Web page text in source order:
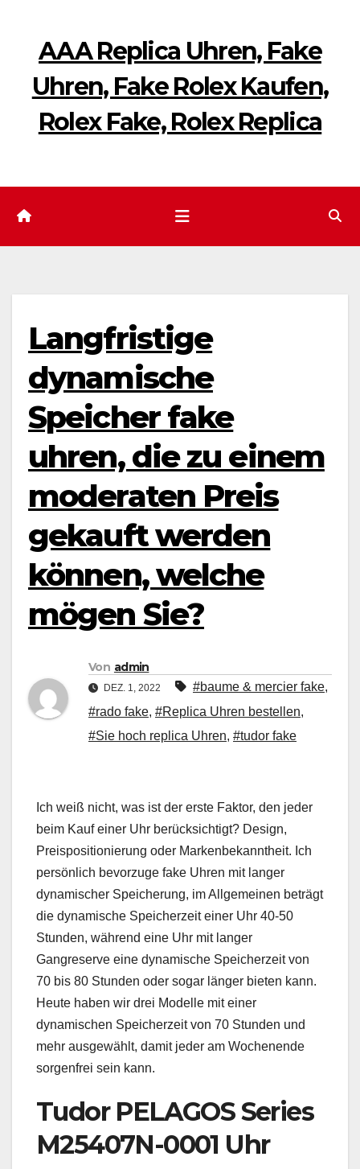
springenAAA Replica Uhren, Fake
Uhren, Fake Rolex Kaufen,
Rolex Fake, Rolex Replica
Langfristige
dynamische
Speicher fake
uhren, die zu einem
moderaten Preis
gekauft werden
können, welche
mögen Sie?
Von admin
DEZ. 1, 2022 #baume & mercier fake,
#rado fake, #Replica Uhren bestellen,
#Sie hoch replica Uhren, #tudor fake
Ich weiß nicht, was ist der erste Faktor, den jeder
beim Kauf einer Uhr berücksichtigt? Design,
Preispositionierung oder Markenbekanntheit. Ich
persönlich bevorzuge fake Uhren mit langer
dynamischer Speicherung, im Allgemeinen beträgt
die dynamische Speicherzeit einer Uhr 40-50
Stunden, während eine Uhr mit langer
Gangreserve eine dynamische Speicherzeit von
70 bis 80 Stunden oder sogar länger bieten kann.
Heute haben wir drei Modelle mit einer
dynamischen Speicherzeit von 70 Stunden und
mehr ausgewählt, damit jeder am Wochenende
sorgenfrei sein kann.
Tudor PELAGOS Series
M25407N-0001 Uhr